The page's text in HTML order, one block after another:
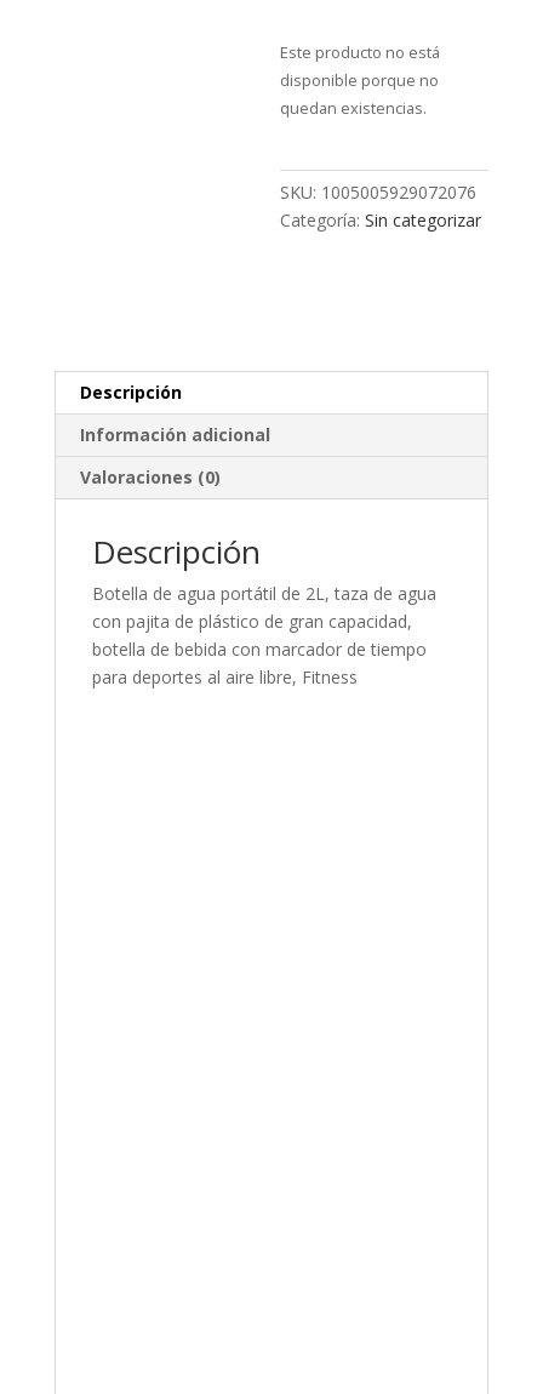
Este producto no está
disponible porque no
quedan existencias.
SKU: 1005005929072076
Categoría: Sin categorizar
Descripción
Información adicional
Valoraciones (0)
Descripción
Botella de agua portátil de 2L, taza de agua
con pajita de plástico de gran capacidad,
botella de bebida con marcador de tiempo
para deportes al aire libre, Fitness